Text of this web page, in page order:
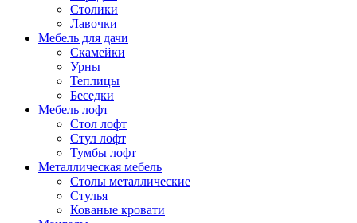
Столики
Лавочки
Мебель для дачи
Скамейки
Урны
Теплицы
Беседки
Мебель лофт
Стол лофт
Стул лофт
Тумбы лофт
Металлическая мебель
Столы металлические
Стулья
Кованые кровати